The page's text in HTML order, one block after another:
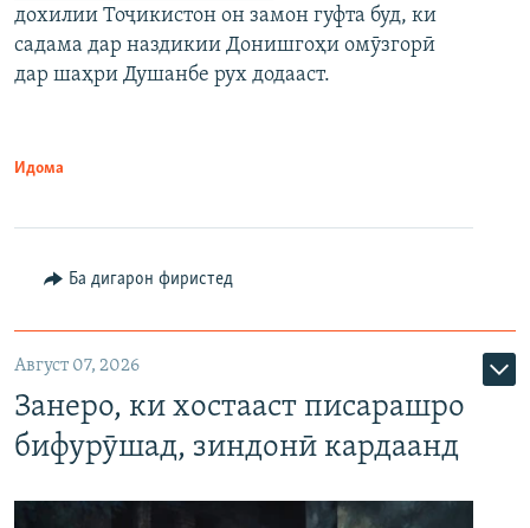
дохилии Тоҷикистон он замон гуфта буд, ки
садама дар наздикии Донишгоҳи омӯзгорӣ
дар шаҳри Душанбе рух додааст.
Идома
Ба дигарон фиристед
Август 07, 2026
Занеро, ки хостааст писарашро
бифурӯшад, зиндонӣ кардаанд